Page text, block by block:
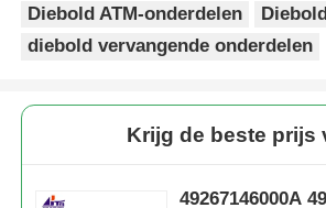
Diebold ATM-onderdelen
diebold vervangende onderdelen
Krijg de beste prijs
49267146000A